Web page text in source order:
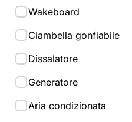
Wakeboard
Ciambella gonfiabile
Dissalatore
Generatore
Aria condizionata